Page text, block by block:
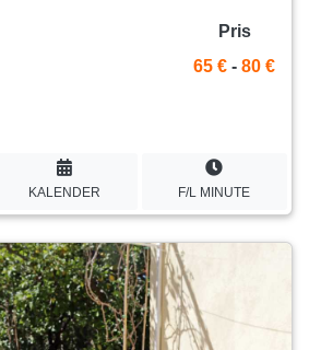
Pris
65 € - 80 €
KALENDER F/L MINUTE